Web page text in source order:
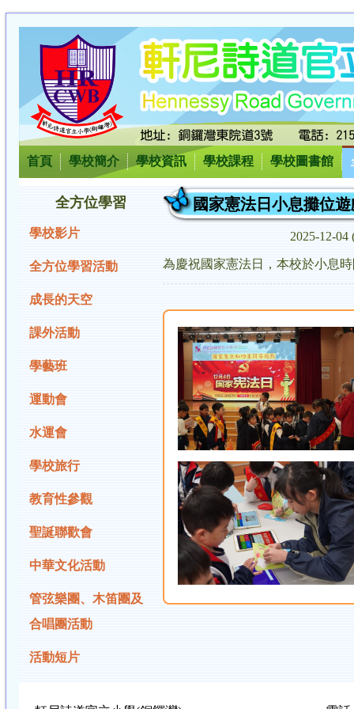
首頁 學校簡介 學校資訊 學校課程 學校圖書館
全方位學習
學校影片
全方位學習活動
成長的天空
課外活動
學藝班
運動會
水運會
學校旅行
教育性參觀
聖誕聯歡會
中華文化活動
管弦樂團、木笛團及
合唱團活動
活動短片
國家憲法日小息攤位
2025-12-04
為慶祝國家憲法日，本校於小息